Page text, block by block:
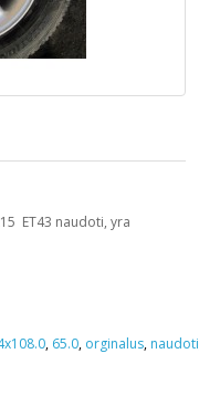
ET43 naudoti, yra
, 65.0, orginalus, naudoti